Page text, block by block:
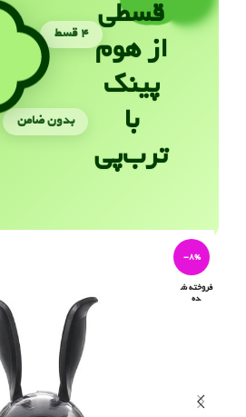
قسطی
از هوم
پینک
با
ترب‌پی
۴ قسط
بدون ضامن
-8%
فروخته ش
ده